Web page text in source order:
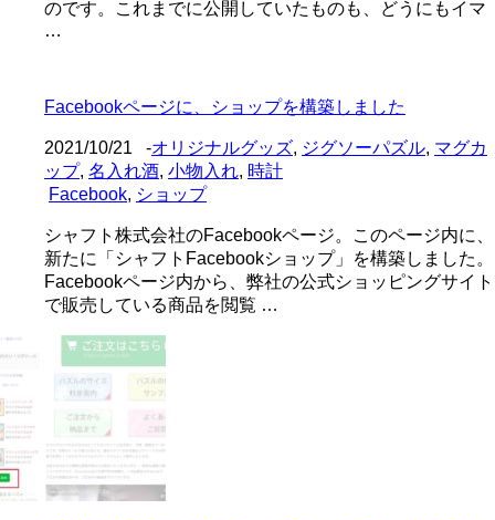
のです。これまでに公開していたものも、どうにもイマ
…
Facebookページに、ショップを構築しました
2021/10/21 -オリジナルグッズ, ジグソーパズル, マグカ
ップ, 名入れ酒, 小物入れ, 時計
Facebook, ショップ
シャフト株式会社のFacebookページ。このページ内に、
新たに「シャフトFacebookショップ」を構築しました。
Facebookページ内から、弊社の公式ショッピングサイト
で販売している商品を閲覧 …